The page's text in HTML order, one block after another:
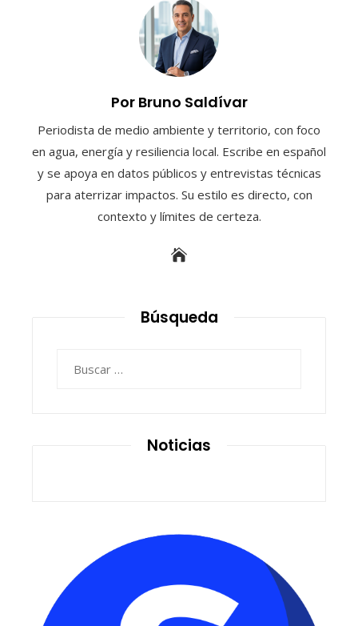
Por Bruno Saldívar
Periodista de medio ambiente y territorio, con foco
en agua, energía y resiliencia local. Escribe en español
y se apoya en datos públicos y entrevistas técnicas
para aterrizar impactos. Su estilo es directo, con
contexto y límites de certeza.
Búsqueda
Noticias